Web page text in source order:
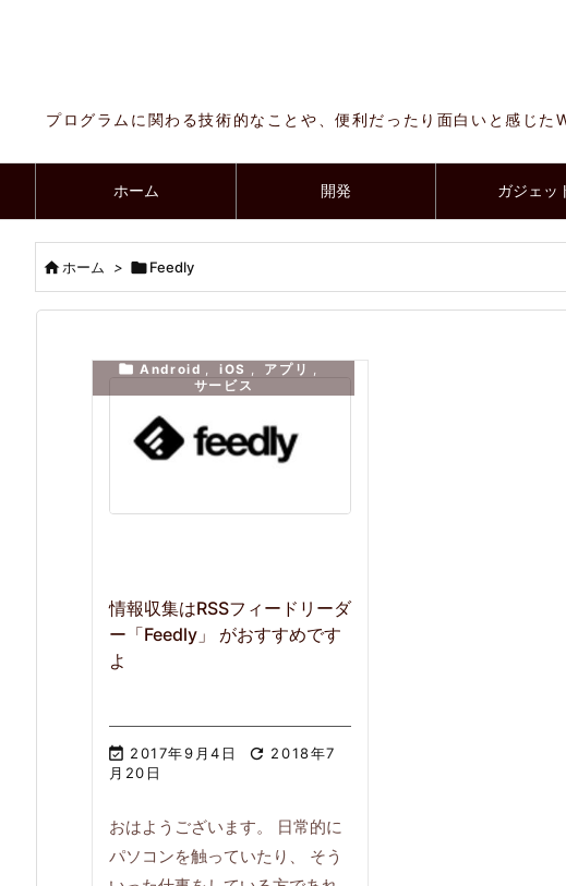
プログラムに関わる技術的なことや、便利だったり面白いと感じ
ホーム 開発 ガジェッ
ホーム > Feedly
情報収集はRSSフィードリーダ
ー「Feedly」 がおすすめです
よ
 2017年9月4日  2018年7
月20日
 Android , iOS , アプリ ,
サービス
おはようございます。 日常的に
パソコンを触っていたり、 そう